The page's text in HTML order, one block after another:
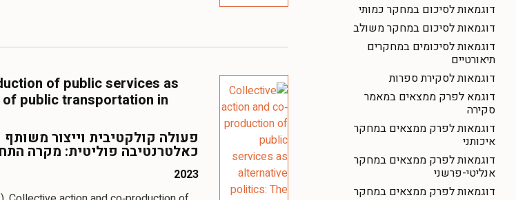
דוגמאות לסיכום במחקר כמותי
דוגמאות לסיכום במחקר משולב
דוגמאות לסיכומים במחקרים
תיאורטיים
דוגמאות לסקירת ספרות
דוגמא לפרק ממצאים במאמר
סקירה
דוגמאות לפרק ממצאים במחקר
איכותני
דוגמאות לפרק ממצאים במחקר
אנליטי-פרשני
דוגמאות לפרק ממצאים במחקר
of public services as
public transportation in
פעולה קולקטיבית וייצור משותף
כאלטרנטיבה פוליטית: מקרה
2023